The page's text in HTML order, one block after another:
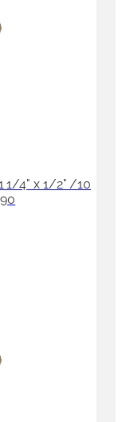
1/4" x 1/2" /10